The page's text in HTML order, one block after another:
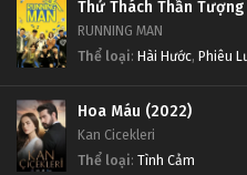
Thử Thách Thần
RUNNING MAN
Thể loại: Hài Hước, Phiêu
Hoa Máu (2022)
Kan Cicekleri
Thể loại: Tình Cảm